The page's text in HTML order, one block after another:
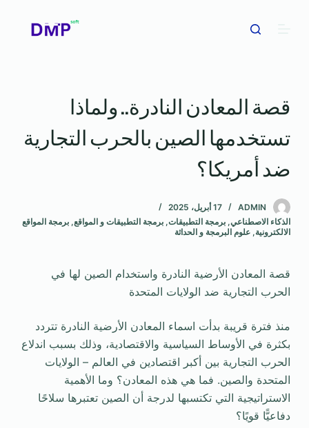
قصة المعادن النادرة.. ولماذا
تستخدمها الصين بالحرب التجارية
ضد أمريكا؟
ADMIN
17 أبريل، 2025
الذكاء الاصطناعي, برمجة التطبيقات, برمجة التطبيقات و المواقع, برمجة المواقع
الالكترونية, علوم البرمجة و الحداثة
قصة المعادن الأرضية النادرة واستخدام الصين لها في
الحرب التجارية ضد الولايات المتحدة
منذ فترة قريبة بدأت اسماء المعادن الأرضية النادرة تتردد
بكثرة في الأوساط السياسية والاقتصادية، وذلك بسبب اندلاع
الحرب التجارية بين أكبر اقتصادين في العالم – الولايات
المتحدة والصين. فما هي هذه المعادن؟ وما الأهمية
الاستراتيجية التي تكتسبها لدرجة أن الصين تعتبرها سلاحًا
دفاعيًّا قويًا؟